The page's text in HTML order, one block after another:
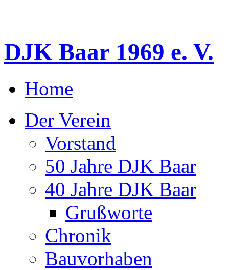
DJK Baar 1969 e. V.
Home
Der Verein
Vorstand
50 Jahre DJK Baar
40 Jahre DJK Baar
Grußworte
Chronik
Bauvorhaben